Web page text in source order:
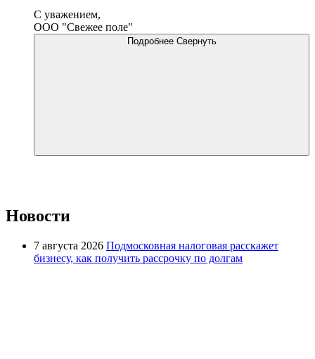
С уважением,
ООО "Свежее поле"
Подробнее Свернуть
Новости
7 августа 2026 Подмосковная налоговая расскажет
бизнесу, как получить рассрочку по долгам